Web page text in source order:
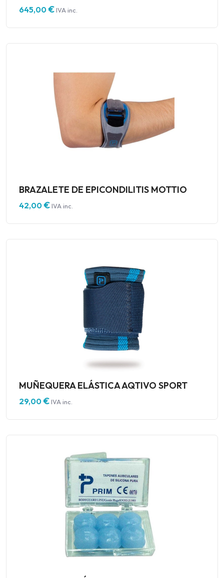
645,00€IVA inc.
BRAZALETE DE EPICONDILITIS MOTTIO
42,00€IVA inc.
MUÑEQUERA ELÁSTICA AQTIVO SPORT
29,00€IVA inc.